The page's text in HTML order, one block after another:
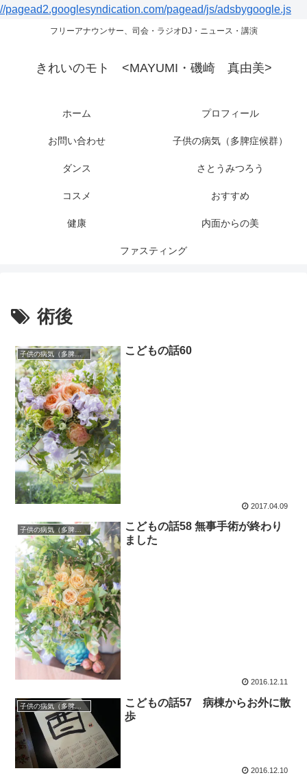
//pagead2.googlesyndication.com/pagead/js/adsbygoogle.js
フリーアナウンサー、司会・ラジオDJ・ニュース・講演
きれいのモト <MAYUMI・磯崎 真由美>
ホーム プロフィール
お問い合わせ 子供の病気（多脾症候群）
ダンス さとうみつろう
コスメ おすすめ
健康 内面からの美
ファスティング
術後
子供の病気（多脾症候群） こどもの話60
2017.04.09
子供の病気（多脾症候群）
こどもの話58 無事手術が終わり
ました
2016.12.11
子供の病気（多脾症候群）
こどもの話57 病棟からお外に散
歩
2016.12.10